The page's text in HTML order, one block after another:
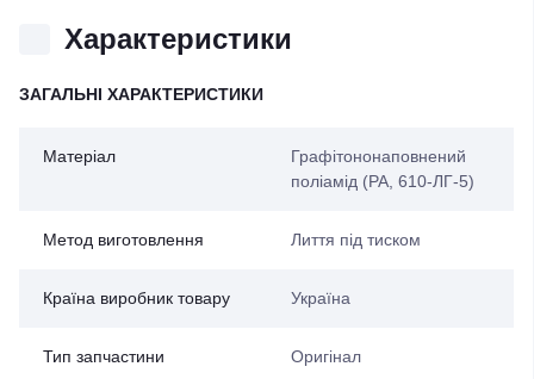
Характеристики
ЗАГАЛЬНІ ХАРАКТЕРИСТИКИ
Матеріал
Графітононаповнений
поліамід (PA, 610-ЛГ-5)
Метод виготовлення Лиття під тиском
Країна виробник товару Україна
Тип запчастини Оригінал